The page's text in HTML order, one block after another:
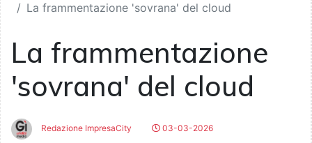
La frammentazione 'sovrana' del cloud
La frammentazione
'sovrana' del cloud
Redazione ImpresaCity
03-03-2026